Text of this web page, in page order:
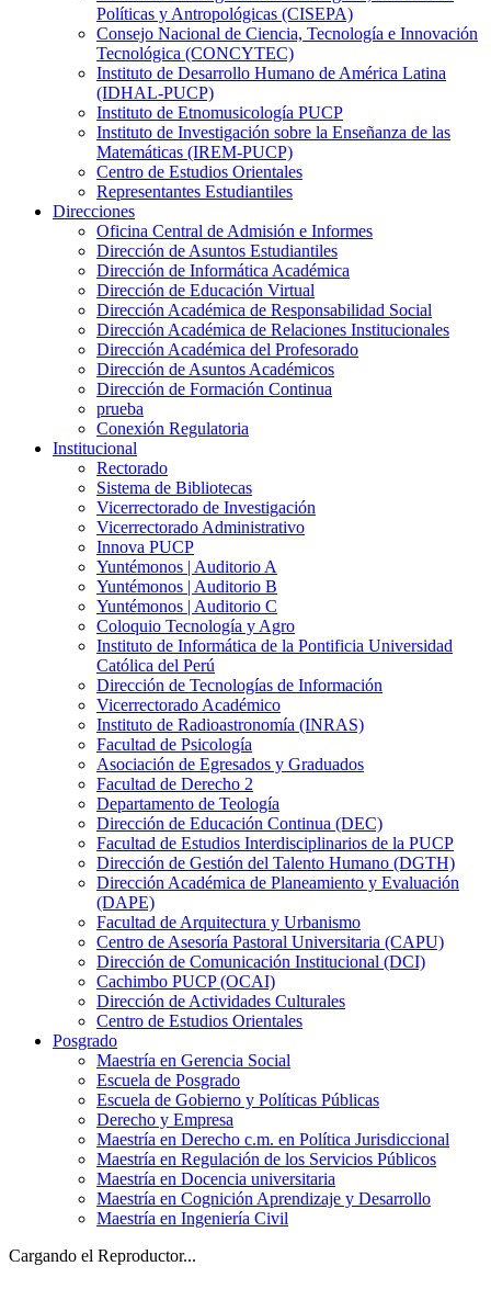
Políticas y Antropológicas (CISEPA)
Consejo Nacional de Ciencia, Tecnología e Innovación
Tecnológica (CONCYTEC)
Instituto de Desarrollo Humano de América Latina
(IDHAL-PUCP)
Instituto de Etnomusicología PUCP
Instituto de Investigación sobre la Enseñanza de las
Matemáticas (IREM-PUCP)
Centro de Estudios Orientales
Representantes Estudiantiles
Direcciones
Oficina Central de Admisión e Informes
Dirección de Asuntos Estudiantiles
Dirección de Informática Académica
Dirección de Educación Virtual
Dirección Académica de Responsabilidad Social
Dirección Académica de Relaciones Institucionales
Dirección Académica del Profesorado
Dirección de Asuntos Académicos
Dirección de Formación Continua
prueba
Conexión Regulatoria
Institucional
Rectorado
Sistema de Bibliotecas
Vicerrectorado de Investigación
Vicerrectorado Administrativo
Innova PUCP
Yuntémonos | Auditorio A
Yuntémonos | Auditorio B
Yuntémonos | Auditorio C
Coloquio Tecnología y Agro
Instituto de Informática de la Pontificia Universidad
Católica del Perú
Dirección de Tecnologías de Información
Vicerrectorado Académico
Instituto de Radioastronomía (INRAS)
Facultad de Psicología
Asociación de Egresados y Graduados
Facultad de Derecho 2
Departamento de Teología
Dirección de Educación Continua (DEC)
Facultad de Estudios Interdisciplinarios de la PUCP
Dirección de Gestión del Talento Humano (DGTH)
Dirección Académica de Planeamiento y Evaluación
(DAPE)
Facultad de Arquitectura y Urbanismo
Centro de Asesoría Pastoral Universitaria (CAPU)
Dirección de Comunicación Institucional (DCI)
Cachimbo PUCP (OCAI)
Dirección de Actividades Culturales
Centro de Estudios Orientales
Posgrado
Maestría en Gerencia Social
Escuela de Posgrado
Escuela de Gobierno y Políticas Públicas
Derecho y Empresa
Maestría en Derecho c.m. en Política Jurisdiccional
Maestría en Regulación de los Servicios Públicos
Maestría en Docencia universitaria
Maestría en Cognición Aprendizaje y Desarrollo
Maestría en Ingeniería Civil
Cargando el Reproductor...